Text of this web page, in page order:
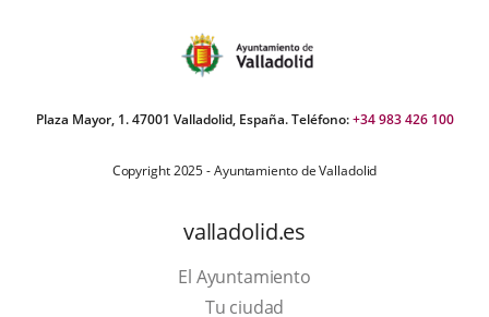
Plaza Mayor, 1. 47001 Valladolid, España. Teléfono:+34 983 426 100
Copyright 2025 - Ayuntamiento de Valladolid
valladolid.es
El Ayuntamiento
Tu ciudad